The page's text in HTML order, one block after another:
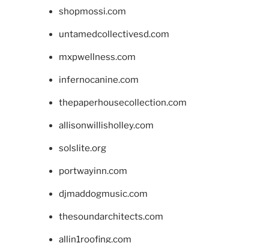
shopmossi.com
untamedcollectivesd.com
mxpwellness.com
infernocanine.com
thepaperhousecollection.com
allisonwillisholley.com
solslite.org
portwayinn.com
djmaddogmusic.com
thesoundarchitects.com
allin1roofing.com